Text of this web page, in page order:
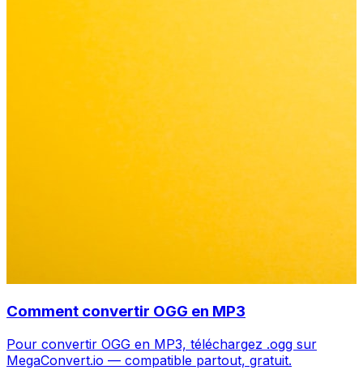
Comment convertir OGG en MP3
Pour convertir OGG en MP3, téléchargez .ogg sur
MegaConvert.io — compatible partout, gratuit.